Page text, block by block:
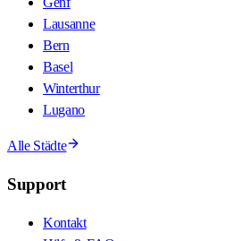
Lausanne
Bern
Basel
Winterthur
Lugano
Alle Städte
Support
Kontakt